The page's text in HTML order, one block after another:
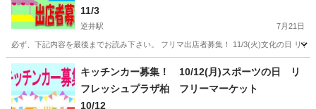
11/3
逆井駅 7月21日
必ず、下記内容を最後までお読み下さい。 フリマ出店者募集！ 11/3(火)文化の日 リ
千葉 柏市 逆井駅 フリーマーケット 文化の日
キッチンカー募集！ 10/12(月)スポーツの日 リ
フレッシュプラザ柏 フリーマーケット
10/12